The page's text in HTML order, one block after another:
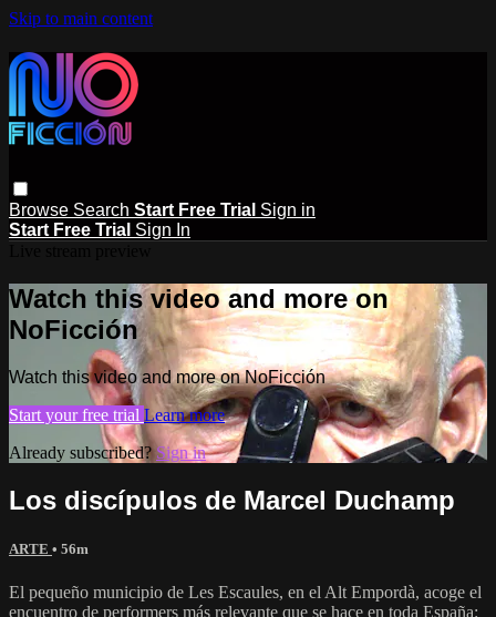
Skip to main content
Browse Search Start Free Trial Sign in
Start Free Trial Sign In
Watch this video and more on
NoFicción
Watch this video and more on NoFicción
Start your free trial Learn more
Already subscribed? Sign in
Los discípulos de Marcel Duchamp
ARTE • 56m
El pequeño municipio de Les Escaules, en el Alt Empordà, acoge el
encuentro de performers más relevante que se hace en toda España: